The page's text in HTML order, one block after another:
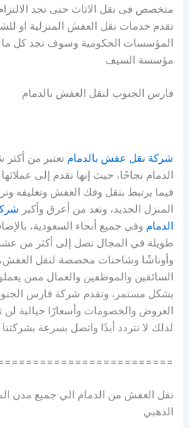
متخصص فى نقل الاثاث حتى تجد
تقدم خدمات نقل العفش المنزلية او
المؤسسات الحكومية وسوف تجد كل ما
مؤسسة السيف
فارس الجنوب لنقل العفش بالدمام
شركة نقل عفش بالدمام تعتبر من
الدمام نجاحًا، حيث إنها تقدم إلى
فيما يرتبط بنقل وفك العفش وتغليفه
المنزل الجديد، وتعد من أعرق وأكبر
الدمام وفي جميع أنحاء السعودية،
طويلة في المجال تصل إلى أكثر من
وأوناشًا وشاحنات مخصصة لنقل
السائقين والموظفين والعمال ممن
بشكل مستمر، وتقدم شركة فارس
العروض والخصومات وأسعارًا خيالية
لذلك لا تتردد أبدًا واتصل بسرعة بشركتنا
نقل العفش من الدمام الي جميع مدن
الذهبي